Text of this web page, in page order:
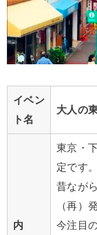
イベン
ト名
大人の
内
東京・
定です。
昔なが
（再）
今注目